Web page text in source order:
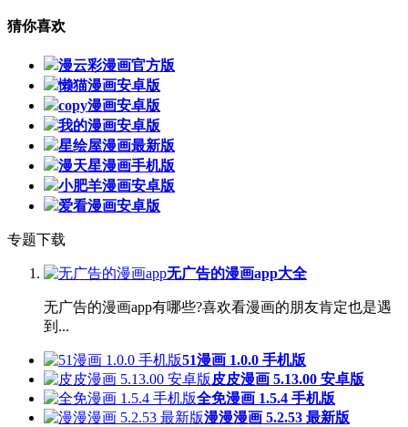
猜你喜欢
漫云彩漫画官方版
懒猫漫画安卓版
copy漫画安卓版
我的漫画安卓版
星绘屋漫画最新版
漫天星漫画手机版
小肥羊漫画安卓版
爱看漫画安卓版
专题下载
无广告的漫画app大全
无广告的漫画app有哪些?喜欢看漫画的朋友肯定也是遇
到...
51漫画 1.0.0 手机版
皮皮漫画 5.13.00 安卓版
全免漫画 1.5.4 手机版
漫漫漫画 5.2.53 最新版